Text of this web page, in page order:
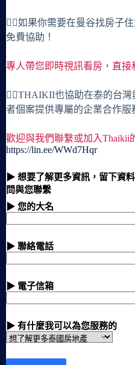
🙋‍♀️如果你需要在曼谷找房子
免費協助！
專人帶您即時視訊看房，直接
🙋‍♀️THAIKII也協助在泰的台
者個案提供專屬的企業合作服
歡迎與我們聯繫或加入Thaikii
https://lin.ee/WWd7Hqr
▶ 想要了解更多資訊，留下資
問與您聯繫
▶ 您的大名
▶ 聯絡電話
▶ 電子信箱
▶ 有什麼我可以為您服務的